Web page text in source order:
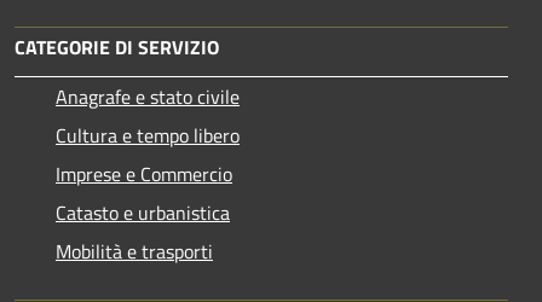
CATEGORIE DI SERVIZIO
Anagrafe e stato civile
Cultura e tempo libero
Imprese e Commercio
Catasto e urbanistica
Mobilità e trasporti